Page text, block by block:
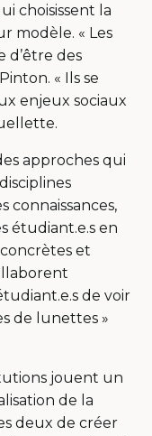
choisissent la
modèle. « Les
d’être des
« Ils se
enjeux sociaux
approches qui
connaissances,
étudiant.e.s en
et
de voir
de lunettes »
jouent un
de la
deux de créer